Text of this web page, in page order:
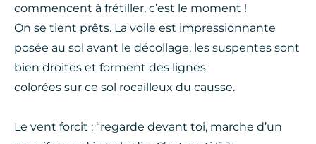
commencent à frétiller, c’est le moment !
On se tient prêts. La voile est impressionnante
posée au sol avant le décollage, les suspentes sont
bien droites et forment des lignes
colorées sur ce sol rocailleux du causse.
Le vent forcit : “regarde devant toi, marche d’un